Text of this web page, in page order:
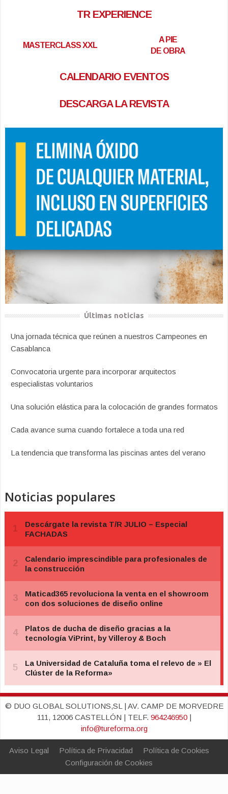
TR EXPERIENCE
MASTERCLASS XXL
A PIE
DE OBRA
CALENDARIO EVENTOS
DESCARGA LA REVISTA
Últimas noticias
Una jornada técnica que reúnen a nuestros Campeones en
Casablanca
Convocatoria urgente para incorporar arquitectos
especialistas voluntarios
Una solución elástica para la colocación de grandes formatos
Cada avance suma cuando fortalece a toda una red
La tendencia que transforma las piscinas antes del verano
Noticias populares
© DUO GLOBAL SOLUTIONS,SL | AV. CAMP DE MORVEDRE
111, 12006 CASTELLÓN | TELF. 964246950|
info@tureforma.org
Aviso Legal Política de Privacidad
Política de Cookies
Configuración de Cookies